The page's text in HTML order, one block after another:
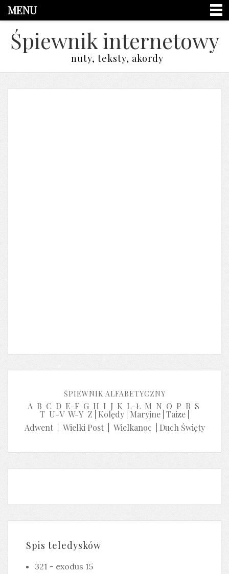
MENU
Śpiewnik internetowy
nuty, teksty, akordy
ŚPIEWNIK ALFABETYCZNY
A B C D E-F G H I J K L-Ł M N O P R S
T U-V W-Y Z Kolędy Maryjne Taize
Adwent| Wielki Post| Wielkanoc Duch Święty
Spis teledysków
321 - exodus 15